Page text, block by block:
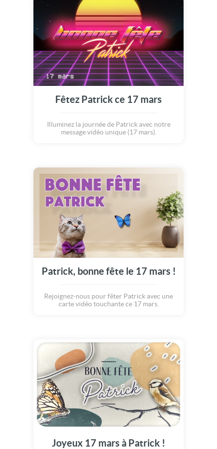
Fêtez Patrick ce 17 mars
Illuminez la journée de Patrick avec notre
message vidéo unique (17 mars).
Patrick, bonne fête le 17 mars !
Rejoignez-nous pour fêter Patrick avec une
carte vidéo touchante ce 17 mars.
Joyeux 17 mars à Patrick !